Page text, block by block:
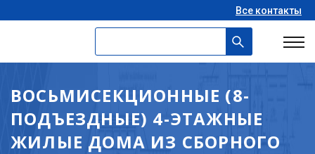
Все контакты
ВОСЬМИСЕКЦИОННЫЕ (8-
ПОДЪЕЗДНЫЕ) 4-ЭТАЖНЫЕ
ЖИЛЫЕ ДОМА ИЗ СБОРНОГО